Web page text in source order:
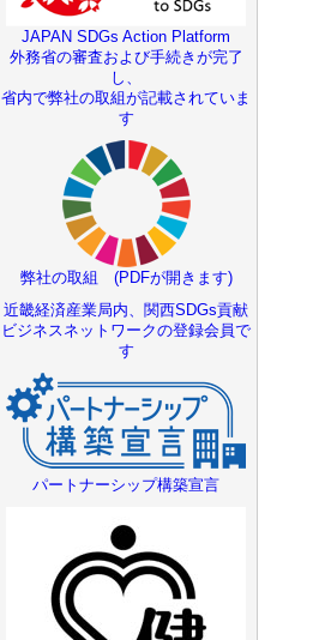
JAPAN SDGs Action Platform
外務省の審査および手続きが完了
し、
省内で弊社の取組が記載されていま
す
弊社の取組 (PDFが開きます)
近畿経済産業局内、関西SDGs貢献
ビジネスネットワークの登録会員で
す
パートナーシップ構築宣言